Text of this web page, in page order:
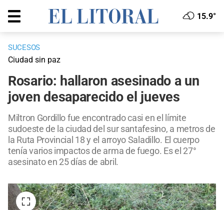
15.9°
SUCESOS
Ciudad sin paz
Rosario: hallaron asesinado a un
joven desaparecido el jueves
Miltron Gordillo fue encontrado casi en el límite
sudoeste de la ciudad del sur santafesino, a metros de
la Ruta Provincial 18 y el arroyo Saladillo. El cuerpo
tenía varios impactos de arma de fuego. Es el 27°
asesinato en 25 días de abril.